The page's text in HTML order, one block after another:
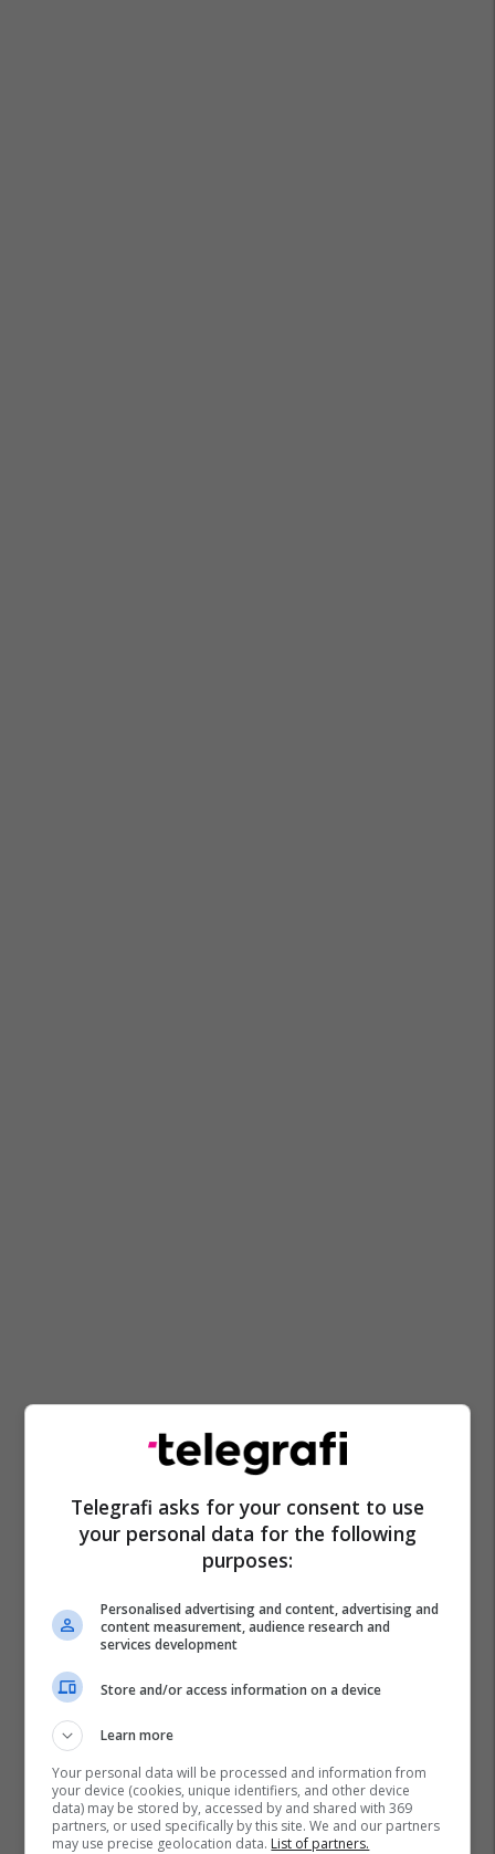
Telegrafi asks for your consent to use
your personal data for the following
purposes:
Personalised advertising and content, advertising and
content measurement, audience research and
services development
Store and/or access information on a device
Learn more
Your personal data will be processed and information from
your device (cookies, unique identifiers, and other device
data) may be stored by, accessed by and shared with 369
partners, or used specifically by this site. We and our partners
may use precise geolocation data. List of partners.